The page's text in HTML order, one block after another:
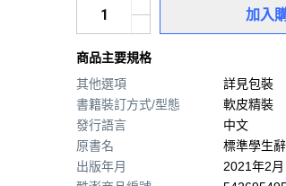
加入
商品主要規格
其他選項
詳見包裝
書籍裝訂方式/型態
軟皮精裝
發行語言
中文
原書名
標準學生
出版年月
2021年2月